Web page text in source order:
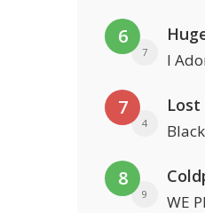
6
7 I
7
4
8
9 WE